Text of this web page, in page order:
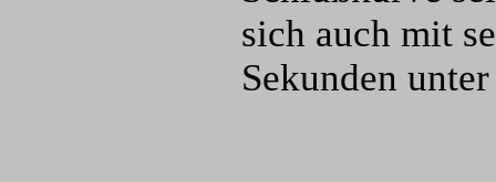
sich auch mit
Sekunden